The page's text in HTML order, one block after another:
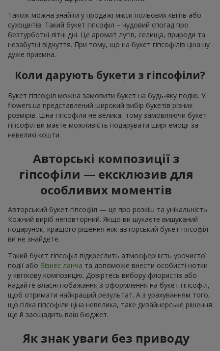
Також можна знайти у продажі мікси польових квітів або
сухоцвітів. Такий букет гіпсофіл – чудовий спогад про
безтурботні літні дні. Це аромат лугів, селища, природи та
незабутні відчуття. При тому, що на букет гіпсофілів ціна ну
дуже приємна.
Коли дарують букети з гіпсофіли?
Букет гіпсофіл можна замовити букет на будь-яку подію. У
flowers.ua представлений широкий вибір букетів різних
розмірів. Ціна гіпсофіли не велика, тому замовляючи букет
гіпсофіл ви маєте можливість подарувати щирі емоції за
невеликі кошти.
Авторські композиції з
гіпсофіли — ексклюзив для
особливих моментів
Авторський букет гіпсофіл — це про розкіш та унікальність.
Кожний виріб неповторний. Якщо ви шукаєте вишуканий
подарунок, кращого рішення ніж авторський букет гіпсофіл
ви не знайдете.
Такий букет гіпсофіл підкреслить атмосферність урочистої
події або бізнес ланча та допоможе внести особисті нотки
у квіткову композицію. Довіртесь вибору флористів або
надайте власні побажання з оформлення на букет гіпсофіл,
щоб отримати найкращий результат. А з урахуванням того,
що гілка гіпсофіли ціна невелика, таке дизайнерське рішення
ще й заощадить ваш бюджет.
Як знак уваги без приводу